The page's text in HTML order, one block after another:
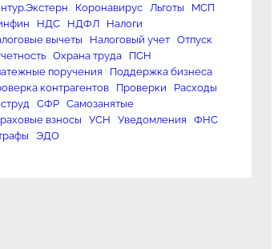
Коронавирус Льготы
МСП
НДС НДФЛ
Налоги
вычеты
Налоговый учет
Отпуск
Охрана труда
ПСН
поручения
Поддержка бизнеса
контрагентов
Проверки
Расходы
СФР
Самозанятые
взносы
УСН Уведомления
ФНС
ЭДО